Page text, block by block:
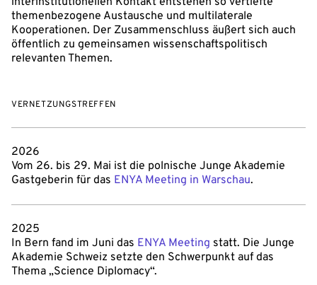
themenbezogene Austausche und multilaterale
Kooperationen. Der Zusammenschluss äußert sich auch
öffentlich zu gemeinsamen wissenschaftspolitisch
relevanten Themen.
VERNETZUNGSTREFFEN
2026
Vom 26. bis 29. Mai ist die polnische Junge Akademie
Gastgeberin für das ENYA Meeting in Warschau.
2025
In Bern fand im Juni das ENYA Meeting statt. Die Junge
Akademie Schweiz setzte den Schwerpunkt auf das
Thema „Science Diplomacy“.